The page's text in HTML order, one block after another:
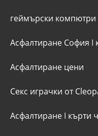
геймърски компютри
Асфалтиране София I
Асфалтиране цени
Секс играчки от
Асфалтиране I кърти